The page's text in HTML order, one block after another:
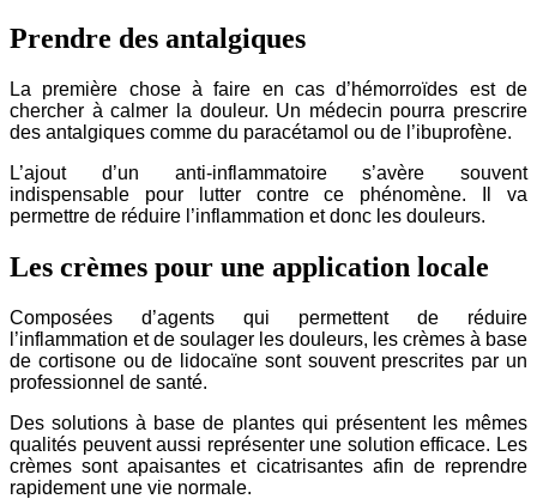
Prendre des antalgiques
La première chose à faire en cas d’hémorroïdes est de
chercher à calmer la douleur. Un médecin pourra prescrire
des antalgiques comme du paracétamol ou de l’ibuprofène.
L’ajout d’un anti-inflammatoire s’avère souvent
indispensable pour lutter contre ce phénomène. Il va
permettre de réduire l’inflammation et donc les douleurs.
Les crèmes pour une application locale
Composées d’agents qui permettent de réduire
l’inflammation et de soulager les douleurs, les crèmes à base
de cortisone ou de lidocaïne sont souvent prescrites par un
professionnel de santé.
Des solutions à base de plantes qui présentent les mêmes
qualités peuvent aussi représenter une solution efficace. Les
crèmes sont apaisantes et cicatrisantes afin de reprendre
rapidement une vie normale.